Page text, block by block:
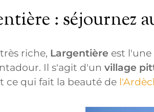
: séjournez
riche, Largentière est l'une
Il s'agit d'un village
ce qui fait la beauté de